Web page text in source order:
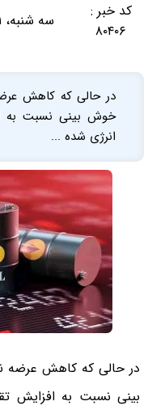
کد خبر :
۸۰۴۰۶
سه شنبه، ۲۱ بهمن ۱۳۹۹ - ۰۹:۴۱:۳۰
در حالی که کاهش
خوش بینی نسبت به
انرژی شده ...
در حالی که کاهش عرضه
بینی نسبت به افزایش